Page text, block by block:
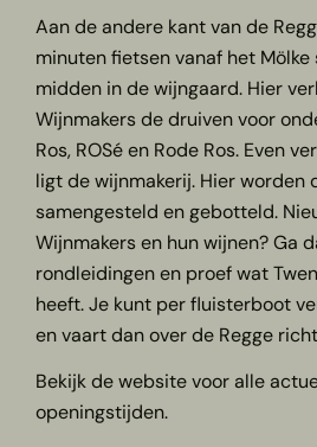
Aan de andere kant van de
minuten fietsen vanaf het Mölke
midden in de wijngaard. Hier
Wijnmakers de druiven voor
Ros, ROSé en Rode Ros. Even
ligt de wijnmakerij. Hier worden
samengesteld en gebotteld.
Wijnmakers en hun wijnen? Ga
rondleidingen en proef wat
heeft. Je kunt per fluisterboot
en vaart dan over de Regge
Bekijk de website voor alle
openingstijden.